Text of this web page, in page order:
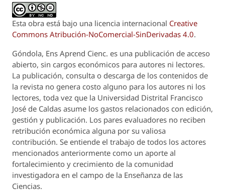
Esta obra está bajo una licencia internacional Creative
Commons Atribución-NoComercial-SinDerivadas 4.0.
Góndola, Ens Aprend Cienc. es una publicación de acceso
abierto, sin cargos económicos para autores ni lectores.
La publicación, consulta o descarga de los contenidos de
la revista no genera costo alguno para los autores ni los
lectores, toda vez que la Universidad Distrital Francisco
José de Caldas asume los gastos relacionados con edición,
gestión y publicación. Los pares evaluadores no reciben
retribución económica alguna por su valiosa
contribución. Se entiende el trabajo de todos los actores
mencionados anteriormente como un aporte al
fortalecimiento y crecimiento de la comunidad
investigadora en el campo de la Enseñanza de las
Ciencias.